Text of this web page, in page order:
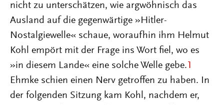
nicht zu unterschätzen, wie argwöhnisch das
Ausland auf die gegenwärtige »Hitler-
Nostalgiewelle« schaue, woraufhin ihm Helmut
Kohl empört mit der Frage ins Wort fiel, wo es
»in diesem Lande« eine solche Welle gebe. 1
Ehmke schien einen Nerv getroffen zu haben. In
der folgenden Sitzung kam Kohl, nachdem er,